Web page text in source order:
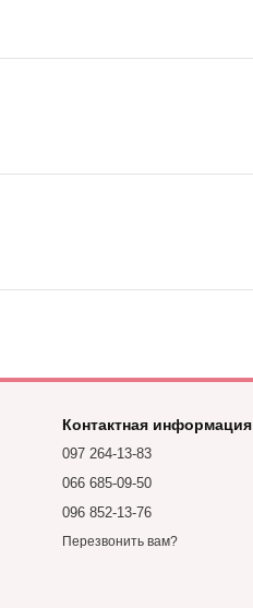
Контактная информация
097 264-13-83
066 685-09-50
096 852-13-76
Перезвонить вам?